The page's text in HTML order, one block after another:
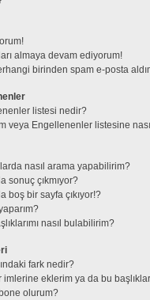
almaya devam ediyorum!
birinden spam e-posta
listesi nedir?
veya Engellenenler listesine
nasıl arama yapabilirim?
sonuç çıkmıyor?
boş bir sayfa çıkıyor!?
nasıl bulabilirim?
fark nedir?
imlerine eklerim ya da bu
olurum?